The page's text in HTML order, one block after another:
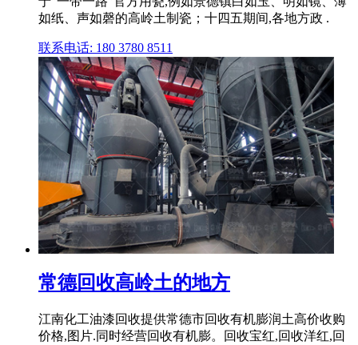
如纸、声如磬的高岭土制瓷；十四五期间,各地方政 .
联系电话: 180 3780 8511
常德回收高岭土的地方
江南化工油漆回收提供常德市回收有机膨润土高价收购
价格,图片.同时经营回收有机膨。回收宝红,回收洋红,回